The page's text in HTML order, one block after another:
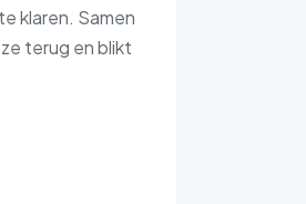
klaren. Samen
terug en blikt